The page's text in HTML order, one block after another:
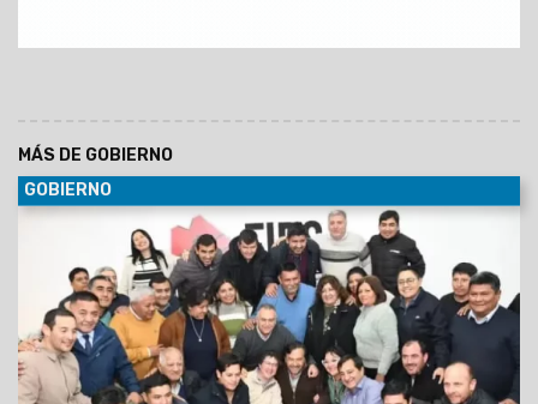
MÁS DE GOBIERNO
GOBIERNO
30/06/2029
Al participar de la Asamblea del Foro de
intendentes donde se ratificó la conducción de Marcelo
Moisés y Efraín Orosco, el Gobernador destacó el orden
financiero de Salta pese a la deuda heredada y el escenario
nacional. Aseguró que Gobierno provincial y los intendentes
forman un mismo equipo, unidos por la gente.